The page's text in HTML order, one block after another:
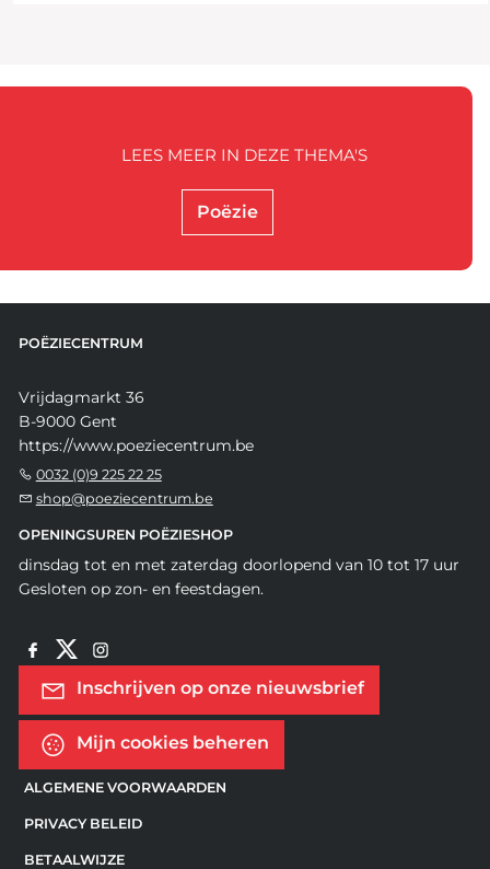
Poëzie
LEES MEER IN DEZE THEMA'S
POËZIECENTRUM
Vrijdagmarkt 36
B-9000 Gent
https://www.poeziecentrum.be
0032 (0)9 225 22 25
shop@poeziecentrum.be
OPENINGSUREN POËZIESHOP
dinsdag tot en met zaterdag doorlopend van 10 tot 17 uur
Gesloten op zon- en feestdagen.
Inschrijven op onze nieuwsbrief
Mijn cookies beheren
ALGEMENE VOORWAARDEN
PRIVACY BELEID
BETAALWIJZE